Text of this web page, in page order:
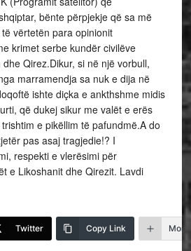
bënte përpjekje që sa më
vërtetën para opinionit
krimet serbe kundër civilëve
Qirez.Dikur, si në një vorbull,
marramendja sa nuk e dija në
ishte diçka e ankthshme midis
që dukej sikur me valët e erës
e pikëllim të pafundmë.A do
pas asaj tragjedie!? I
respekti e vlerësimi për
e Likoshanit dhe Qirezit. Lavdi
Twitter Copy Link More